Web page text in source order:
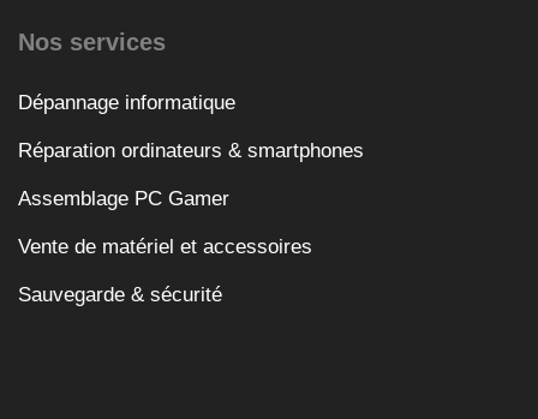
Nos services
Dépannage informatique
Réparation ordinateurs & smartphones
Assemblage PC Gamer
Vente de matériel et accessoires
Sauvegarde & sécurité